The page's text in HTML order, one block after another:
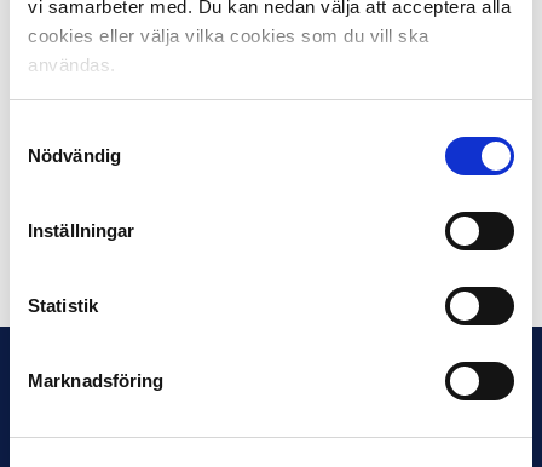
vi samarbeter med. Du kan nedan välja att acceptera alla
cookies eller välja vilka cookies som du vill ska
användas.
Nödvändig
Inställningar
Statistik
Marknadsföring
Svensk Elitfotbolls kanaler samt på Fotbollskanalen.
April: Kingsley Sarfo, IK Sirius
Juli: Simon Lundevall, IF Elfsborg
Dela på Twitter